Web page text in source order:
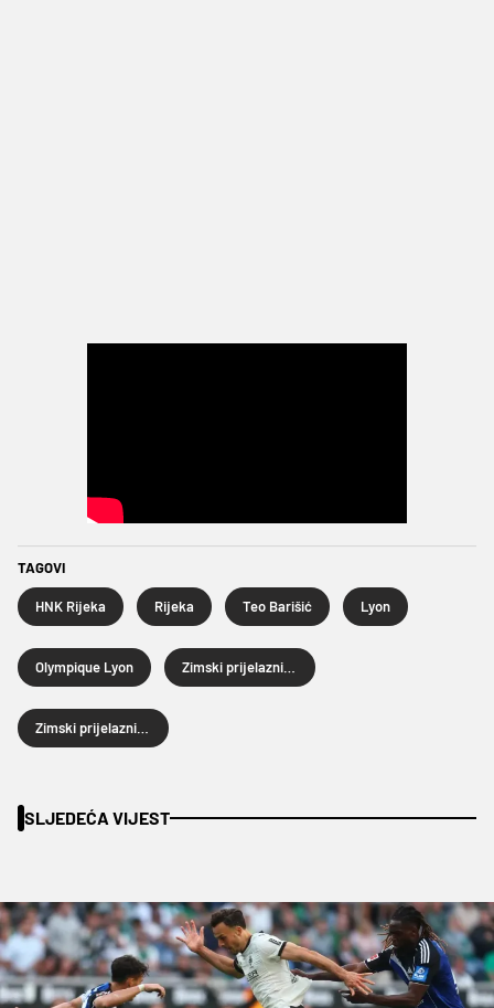
TAGOVI
HNK Rijeka Rijeka Teo Barišić Lyon
Olympique Lyon
SLJEDEĆA VIJEST